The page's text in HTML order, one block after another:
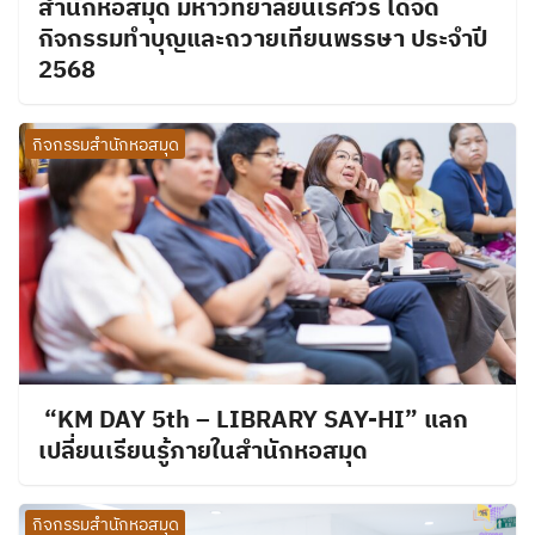
สำนักหอสมุด มหาวิทยาลัยนเรศวร ได้จัด
กิจกรรมทำบุญและถวายเทียนพรรษา ประจำปี
2568
กิจกรรมสำนักหอสมุด
“KM DAY 5th – LIBRARY SAY-HI” แลก
เปลี่ยนเรียนรู้ภายในสำนักหอสมุด
กิจกรรมสำนักหอสมุด